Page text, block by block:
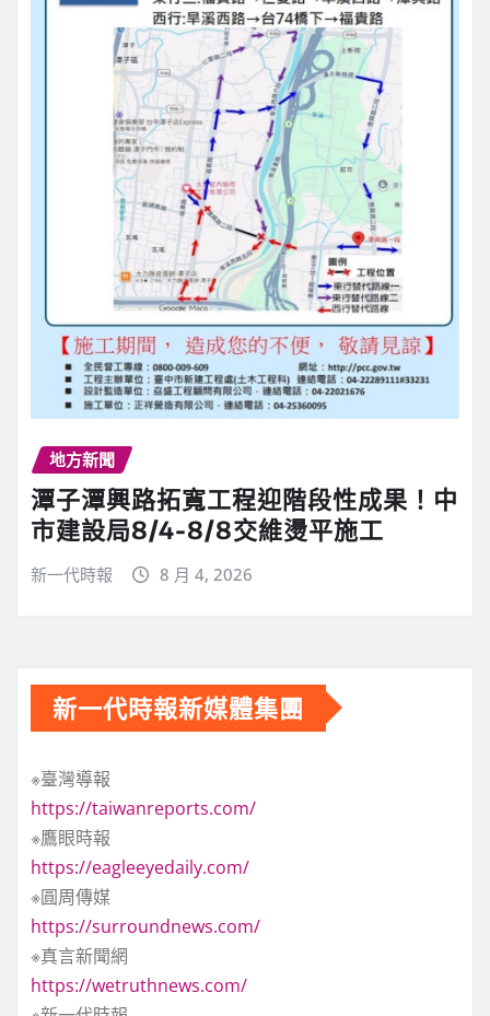
地方新聞
潭子潭興路拓寬工程迎階段性成果！中
市建設局8/4-8/8交維燙平施工
新一代時報 8 月 4, 2026
新一代時報新媒體集團
※臺灣導報
https://taiwanreports.com/
※鷹眼時報
https://eagleeyedaily.com/
※圓周傳媒
https://surroundnews.com/
※真言新聞網
https://wetruthnews.com/